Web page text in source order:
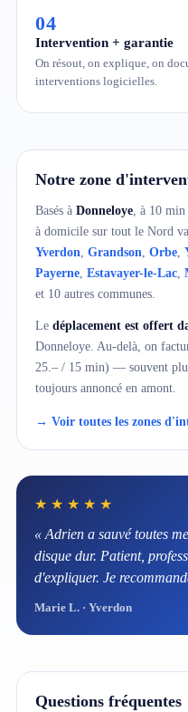
04
Intervention + garantie
On résout, on explique, on
interventions logicielles.
Notre zone
Basés à Donneloye, à 10 min
à domicile sur tout le Nord
Yverdon, Grandson, Orbe,
Payerne, Estavayer-le-Lac,
et 10 autres communes.
Le déplacement est offert
Donneloye. Au-delà, on
25.– / 15 min) — souvent
toujours annoncé en amont.
→ Voir toutes les zones
★★★★★
« Adrien a sauvé toutes
disque dur. Patient,
d'expliquer. Je
Marie L. · Yverdon
Questions fréquentes